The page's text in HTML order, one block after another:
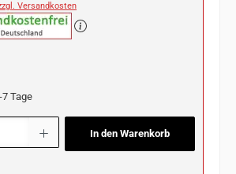
Versandkosten
Tage
gewünschten Wert ein oder benutze die Schaltflächen
In den Warenkorb